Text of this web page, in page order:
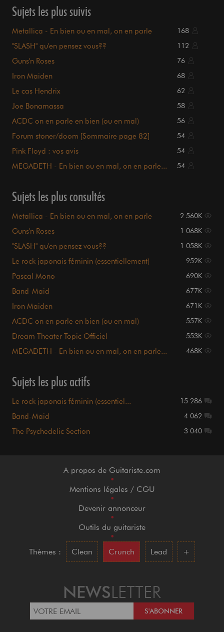
Sujets les plus suivis
Metallica - En bien ou en mal, on en parle 168
"SLASH" qu'en pensez vous?? 112
Guns'n Roses 76
Iron Maiden 68
Le cas Hendrix 62
Joe Bonamassa 58
ACDC on en parle en bien (ou en mal) 56
Forum stoner/doom [Sommaire page 82] 54
Pink Floyd : vos avis 54
MEGADETH - En bien ou en mal, on en parle... 54
Sujets les plus consultés
Metallica - En bien ou en mal, on en parle 2 560K
Guns'n Roses 1 068K
"SLASH" qu'en pensez vous?? 1 058K
Le rock japonais féminin (essentiellement) 952K
Pascal Mono 690K
Band-Maid 677K
Iron Maiden 671K
ACDC on en parle en bien (ou en mal) 557K
Dream Theater Topic Officiel 553K
MEGADETH - En bien ou en mal, on en parle... 468K
Sujets les plus actifs
Le rock japonais féminin (essentiel... 15 286
Band-Maid 4 062
The Psychedelic Section 3 040
A propos de Guitariste.com
•
Mentions légales / CGU
•
Devenir annonceur
•
Outils du guitariste
•
Thèmes :
Clean Crunch Lead +
NEWSLETTER